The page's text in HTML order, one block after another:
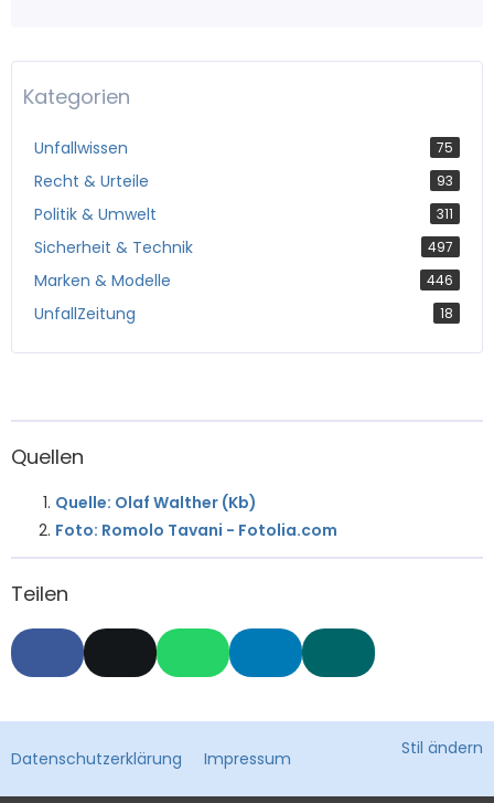
Kategorien
Unfallwissen 75
Recht & Urteile 93
Politik & Umwelt 311
Sicherheit & Technik 497
Marken & Modelle 446
UnfallZeitung 18
Quellen
Quelle: Olaf Walther (Kb)
Foto: Romolo Tavani - Fotolia.com
Teilen
Stil ändern
Datenschutzerklärung Impressum